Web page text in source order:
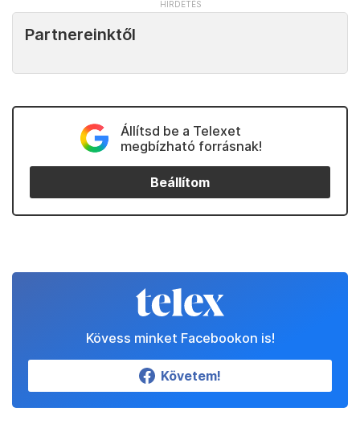
Partnereinktől
Állítsd be a Telexet
megbízható forrásnak!
Beállítom
Kövess minket Facebookon is!
Követem!